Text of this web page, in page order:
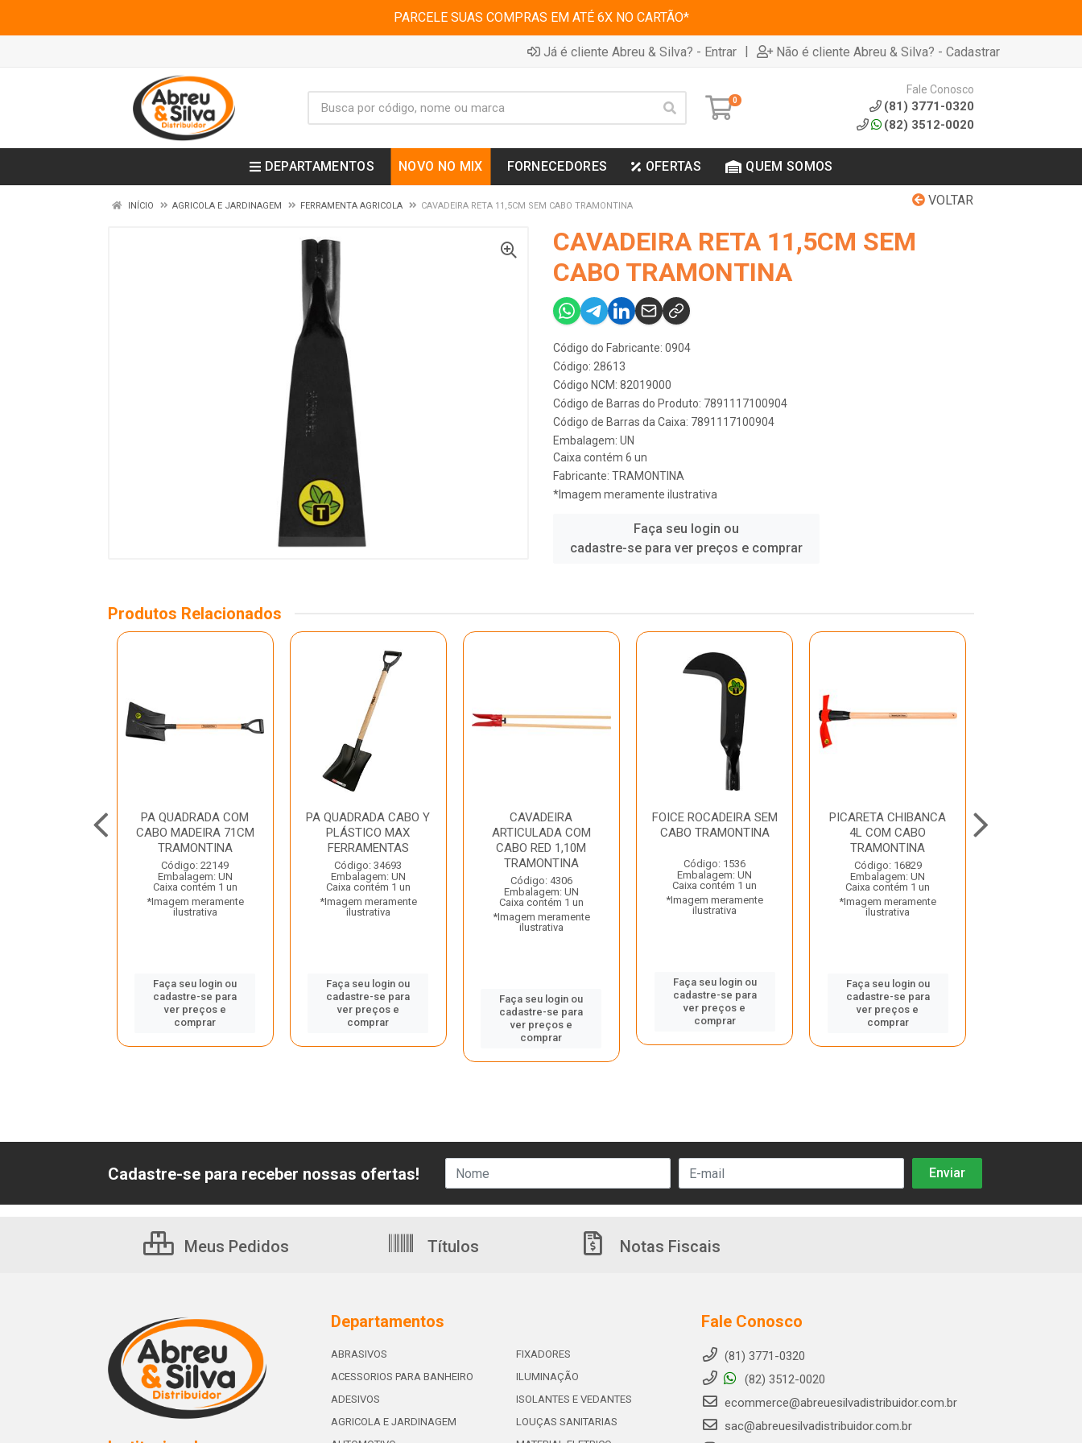
PARCELE SUAS COMPRAS EM ATÉ 6X NO CARTÃO*
Já é cliente Abreu & Silva? - Entrar | Não é cliente Abreu & Silva? - Cadastrar
0
Fale Conosco
(81) 3771-0320
(82) 3512-0020
DEPARTAMENTOS NOVO NO MIX FORNECEDORES OFERTAS QUEM SOMOS
VOLTAR
INÍCIO AGRICOLA E JARDINAGEM FERRAMENTA AGRICOLA CAVADEIRA RETA 11,5CM SEM CABO TRAMONTINA
CAVADEIRA RETA 11,5CM SEM
CABO TRAMONTINA
Código do Fabricante: 0904
Código: 28613
Código NCM: 82019000
Código de Barras do Produto: 7891117100904
Código de Barras da Caixa: 7891117100904
Embalagem: UN
Caixa contém 6 un
Fabricante: TRAMONTINA
*Imagem meramente ilustrativa
Faça seu login ou
cadastre-se para ver preços e comprar
Produtos Relacionados
PA QUADRADA COM
CABO MADEIRA 71CM
TRAMONTINA
Código: 22149
Embalagem: UN
Caixa contém 1 un
*Imagem meramente
ilustrativa
Faça seu login ou
cadastre-se para
ver preços e
comprar
PA QUADRADA CABO Y
PLÁSTICO MAX
FERRAMENTAS
Código: 34693
Embalagem: UN
Caixa contém 1 un
*Imagem meramente
ilustrativa
Faça seu login ou
cadastre-se para
ver preços e
comprar
CAVADEIRA
ARTICULADA COM
CABO RED 1,10M
TRAMONTINA
Código: 4306
Embalagem: UN
Caixa contém 1 un
*Imagem meramente
ilustrativa
Faça seu login ou
cadastre-se para
ver preços e
comprar
FOICE ROCADEIRA SEM
CABO TRAMONTINA
Código: 1536
Embalagem: UN
Caixa contém 1 un
*Imagem meramente
ilustrativa
Faça seu login ou
cadastre-se para
ver preços e
comprar
PICARETA CHIBANCA
4L COM CABO
TRAMONTINA
Código: 16829
Embalagem: UN
Caixa contém 1 un
*Imagem meramente
ilustrativa
Faça seu login ou
cadastre-se para
ver preços e
comprar
Cadastre-se para receber nossas ofertas!
Meus Pedidos Títulos Notas Fiscais
Departamentos
ABRASIVOS
ACESSORIOS PARA BANHEIRO
ADESIVOS
AGRICOLA E JARDINAGEM
FIXADORES
ILUMINAÇÃO
ISOLANTES E VEDANTES
LOUÇAS SANITARIAS
Fale Conosco
(81) 3771-0320
(82) 3512-0020
ecommerce@abreuesilvadistribuidor.com.br
sac@abreuesilvadistribuidor.com.br